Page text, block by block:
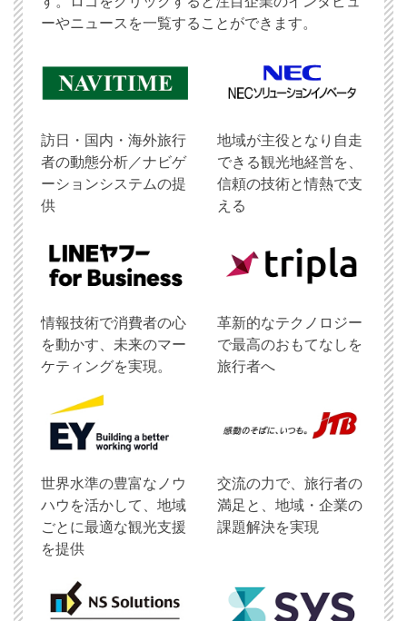
ーやニュースを一覧することができます。
訪日・国内・海外旅行
者の動態分析／ナビゲ
ーションシステムの提
供
地域が主役となり自走
できる観光地経営を、
信頼の技術と情熱で支
える
情報技術で消費者の心
を動かす、未来のマー
ケティングを実現。
革新的なテクノロジー
で最高のおもてなしを
旅行者へ
世界水準の豊富なノウ
ハウを活かして、地域
ごとに最適な観光支援
を提供
交流の力で、旅行者の
満足と、地域・企業の
課題解決を実現